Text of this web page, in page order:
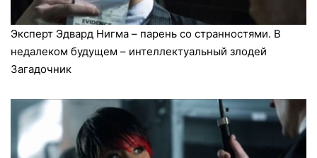
Эксперт Эдвард Нигма – парень со странностями. В
недалеком будущем – интеллектуальный злодей
Загадочник